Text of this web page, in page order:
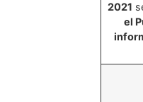
2021
el